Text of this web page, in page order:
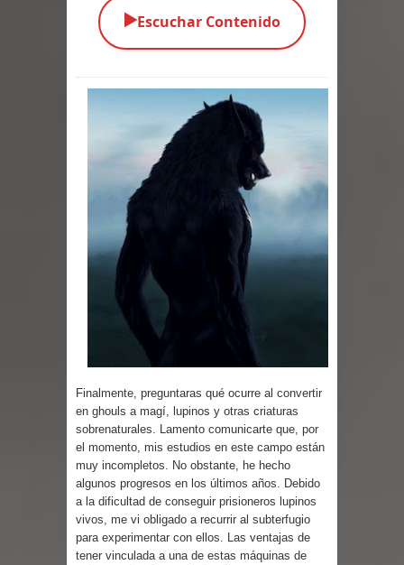
Parte 01: El Comienzo
Parte 01: El Enemigo Interior
Exaltados y Muertos Vivientes
Los Muertos se Levantan (Relato)
Los Monstruos más Buscados
Parte 09: Los Muertos Cuentan
Cuentos
Parte 07: Asuntos que Resolver
▶️Escuchar Contenido
Finalmente, preguntaras qué ocurre al convertir
en ghouls a magí, lupinos y otras criaturas
sobrenaturales. Lamento comunicarte que, por
el momento, mis estudios en este campo están
muy incompletos. No obstante, he hecho
algunos progresos en los últimos años. Debido
a la dificultad de conseguir prisioneros lupinos
vivos, me vi obligado a recurrir al subterfugio
para experimentar con ellos. Las ventajas de
tener vinculada a una de estas máquinas de